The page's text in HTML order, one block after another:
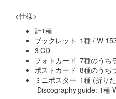
<仕様>
計1種
ブックレット: 1種 / W
3 CD
フォトカード: 7種のうち
ポストカード: 8種のうち
ミニポスター: 1種 (折り
-Discography guide: 1種